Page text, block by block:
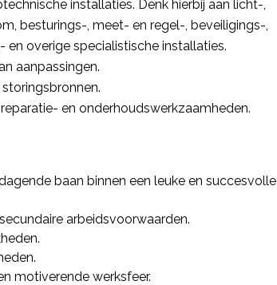
installaties. Denk hierbij aan licht-,
besturings-, meet- en regel-, beveiligings-,
en overige specialistische installaties.
aanpassingen.
en onderhoudswerkzaamheden.
baan binnen een leuke en succesvolle
arbeidsvoorwaarden.
motiverende werksfeer.